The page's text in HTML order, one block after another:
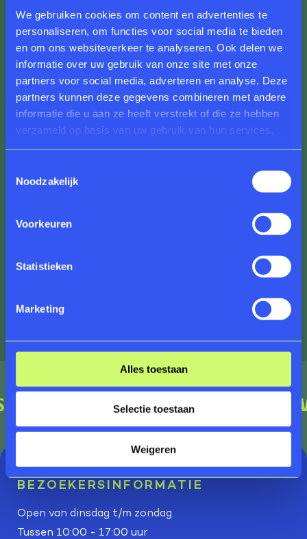
We gebruiken cookies om content en advertenties te
personaliseren, om functies voor social media te bieden
en om ons websiteverkeer te analyseren. Ook delen we
informatie over uw gebruik van onze site met onze
partners voor social media, adverteren en analyse. Deze
partners kunnen deze gegevens combineren met andere
informatie die u aan ze heeft verstrekt of die ze hebben
verzameld op basis van uw gebruik van hun services.
Noodzakelijk
Voorkeuren
Statistieken
Marketing
Alles toestaan
Selectie toestaan
Weigeren
tussen ambitie, menskracht en financiën."
Caroline Breunesse, directeur van Rijksmuseum
Twenthe en De Museumfabriek, en Stefan Kuks,
voorzitter van de Raad van Toezicht, zijn enthousiast
over de komst van Ellen ter Hofstede:
"We zijn Ellen
zeer dankbaar dat zij haar expertise wil inzetten voor
culturele programmering is een waardevolle
bedanken we Judikje Kiers voor haar enorme inzet en
betrokkenheid in de afgelopen jaren."
Met de komst van Ellen ter Hofstede bestaat de Raad
Museumfabriek uit een sterk en divers team, dat
gezamenlijk werkt aan de ambities en toekomst van
BEZOEKERSINFORMATIE
Open van dinsdag t/m zondag
Tussen 10:00 - 17:00 uur